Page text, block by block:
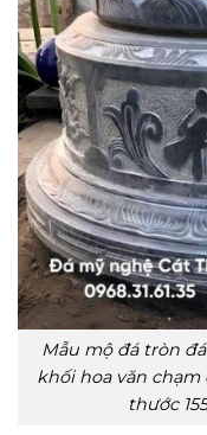
Mẫu mộ đá tròn
khối hoa văn
thước